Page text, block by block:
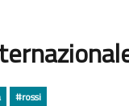
#rossi